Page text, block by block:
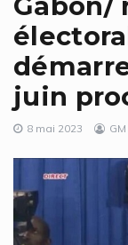
juin
8 mai 2023 GM